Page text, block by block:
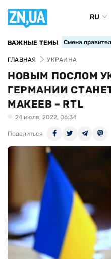
RU
ВАЖНЫЕ ТЕМЫ Смена
ГЛАВНАЯ УКРАИНА
НОВЫМ ПОСЛОМ
ГЕРМАНИИ
МАКЕЕВ – RTL
24 июля, 2022, 06:34
Поделиться